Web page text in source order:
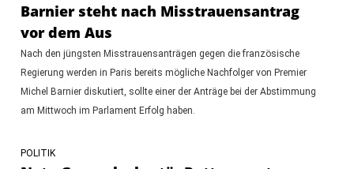
Barnier steht nach Misstrauensantrag
vor dem Aus
Nach den jüngsten Misstrauensanträgen gegen die französische
Regierung werden in Paris bereits mögliche Nachfolger von Premier
Michel Barnier diskutiert, sollte einer der Anträge bei der Abstimmung
am Mittwoch im Parlament Erfolg haben.
POLITIK